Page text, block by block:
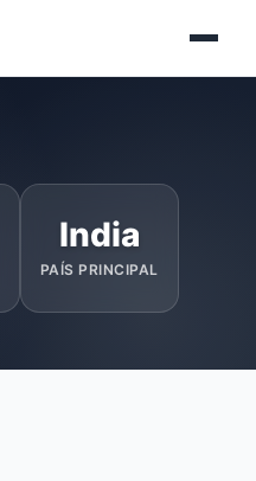
India
PAÍS PRINCIPAL